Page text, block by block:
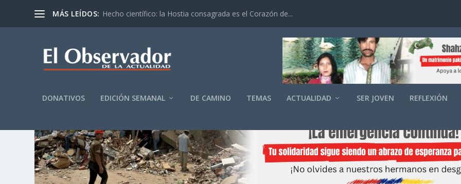
MÁS LEÍDOS: Hecho científico: la Hostia consagrada es el Corazón de...
DONATIVOS EDICIÓN SEMANAL DE CAMINO TEMAS ACTUALIDAD SER JOVEN REFLEXIÓN